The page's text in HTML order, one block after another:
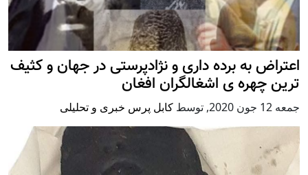
اعتراض به برده داری و نژادپرستی در جهان و کثیف
ترین چهره ی اشغالگران افغان
جمعه 12 جون 2020 , توسط کابل پرس خبری و تحلیلی